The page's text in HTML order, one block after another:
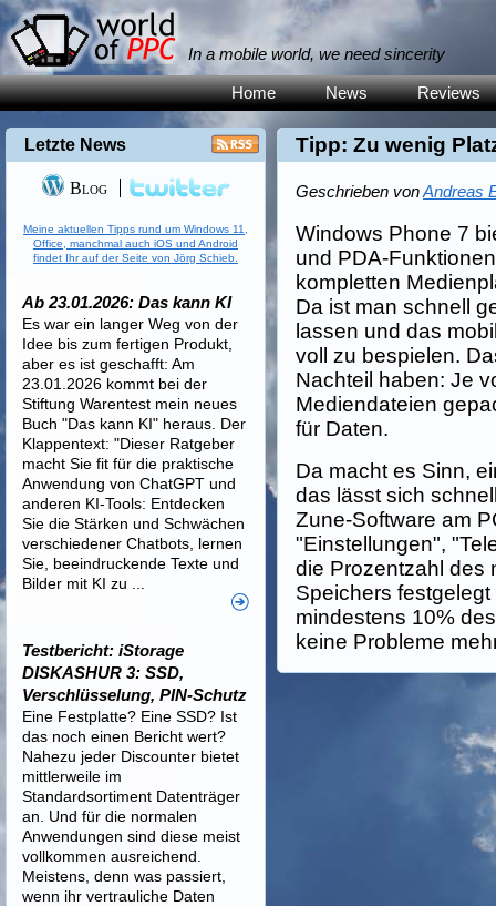
In a mobile world, we need sincerity
Home News Reviews
Tipp: Zu wenig
Geschrieben vonAndreas
Windows Phone 7
und PDA-
kompletten
Da ist man schnell
lassen und das
voll zu bespielen.
Nachteil haben: Je
Mediendateien
für Daten.
Da macht es Sinn,
das lässt sich
Zune-Software am
"Einstellungen",
die Prozentzahl des
Speichers
mindestens 10%
keine Probleme
Letzte News
Blog
Meine aktuellen Tipps rund um Windows 11,
Office, manchmal auch iOS und Android
findet Ihr auf der Seite von Jörg Schieb.
Ab 23.01.2026: Das kann KI
Es war ein langer Weg von der
Idee bis zum fertigen Produkt,
aber es ist geschafft: Am
23.01.2026 kommt bei der
Stiftung Warentest mein neues
Buch "Das kann KI" heraus. Der
Klappentext: "Dieser Ratgeber
macht Sie fit für die praktische
Anwendung von ChatGPT und
anderen KI-Tools: Entdecken
Sie die Stärken und Schwächen
verschiedener Chatbots, lernen
Sie, beeindruckende Texte und
Bilder mit KI zu ...
Testbericht: iStorage
DISKASHUR 3: SSD,
Verschlüsselung, PIN-Schutz
Eine Festplatte? Eine SSD? Ist
das noch einen Bericht wert?
Nahezu jeder Discounter bietet
mittlerweile im
Standardsortiment Datenträger
an. Und für die normalen
Anwendungen sind diese meist
vollkommen ausreichend.
Meistens, denn was passiert,
wenn ihr vertrauliche Daten